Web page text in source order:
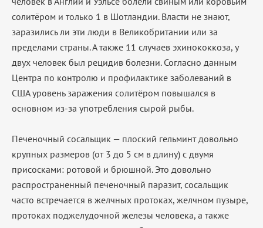
солитёром и только 1 в Шотландии. Власти не знают,
заразились ли эти люди в Великобритании или за
пределами страны. А также 11 случаев эхинококкоза, у
двух человек был рецидив болезни. Согласно данным
Центра по контролю и профилактике заболеваний в
США уровень заражения солитёром повышался в
основном из-за употребления сырой рыбы.
Печеночный сосальщик — плоский гельминт довольно
крупных размеров (от 3 до 5 см в длину) с двумя
присосками: ротовой и брюшной. Это довольно
распространенный печеночный паразит, сосальщик
часто встречается в желчных протоках, желчном пузыре,
протоках поджелудочной железы человека, а также